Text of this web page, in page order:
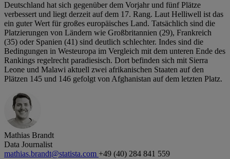
Deutschland hat sich gegenüber dem Vorjahr und fünf Plätze
verbessert und liegt derzeit auf dem 17. Rang. Laut Helliwell ist das
ein guter Wert für großes europäisches Land. Tatsächlich sind die
Platzierungen von Ländern wie Großbritannien (29), Frankreich
(35) oder Spanien (41) sind deutlich schlechter. Indes sind die
Bedingungen in Westeuropa im Vergleich mit dem unteren Ende des
Rankings regelrecht paradiesisch. Dort befinden sich mit Sierra
Leone und Malawi aktuell zwei afrikanischen Staaten auf den
Plätzen 145 und 146 gefolgt von Afghanistan auf dem letzten Platz.
Mathias Brandt
Data Journalist
mathias.brandt@statista.com +49 (40) 284 841 559